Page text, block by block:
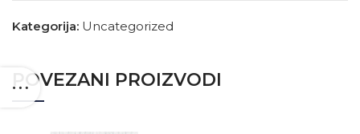
Kategorija: Uncategorized
POVEZANI PROIZVODI